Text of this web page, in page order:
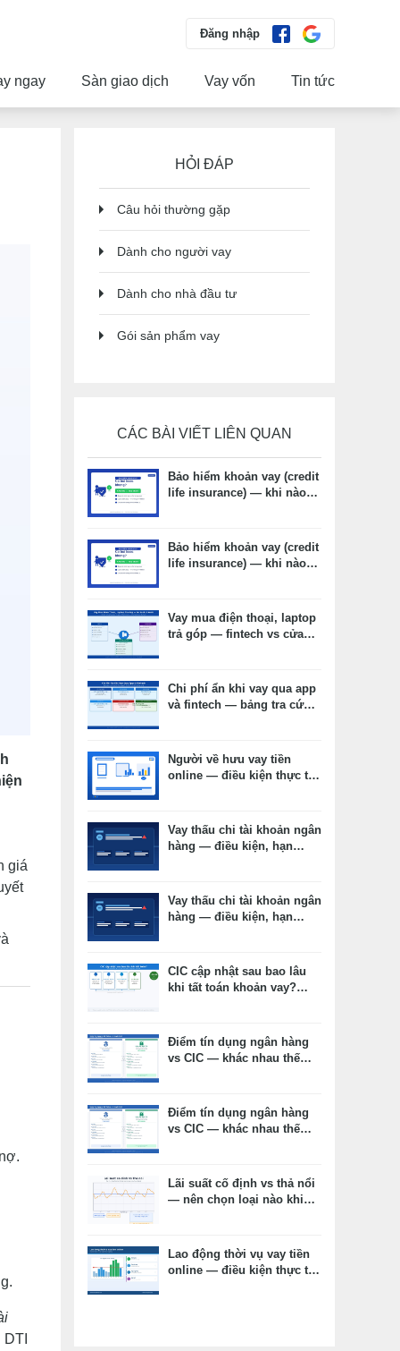
Đăng nhập
ngay Sàn giao dịch Vay vốn Tin tức
giá
HỎI ĐÁP
Câu hỏi thường gặp
Dành cho người vay
Dành cho nhà đầu tư
Gói sản phẩm vay
CÁC BÀI VIẾT LIÊN QUAN
Bảo hiểm khoản vay (credit
life insurance) — khi nào
Bảo hiểm khoản vay (credit
life insurance) — khi nào
Vay mua điện thoại, laptop
trả góp — fintech vs cửa
Chi phí ẩn khi vay qua app
và fintech — bảng tra cứu
Người về hưu vay tiền
online — điều kiện thực tế,
Vay thấu chi tài khoản ngân
hàng — điều kiện, hạn
Vay thấu chi tài khoản ngân
hàng — điều kiện, hạn
CIC cập nhật sau bao lâu
khi tất toán khoản vay?
Điểm tín dụng ngân hàng
vs CIC — khác nhau thế
Điểm tín dụng ngân hàng
vs CIC — khác nhau thế
Lãi suất cố định vs thả nổi
— nên chọn loại nào khi
Lao động thời vụ vay tiền
online — điều kiện thực tế,